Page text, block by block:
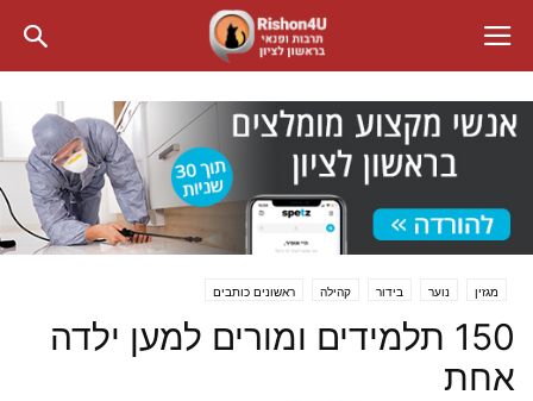
מגזין נוער בידור קהילה ראשונים כותבים
150 תלמידים ומורים למען ילדה
אחת